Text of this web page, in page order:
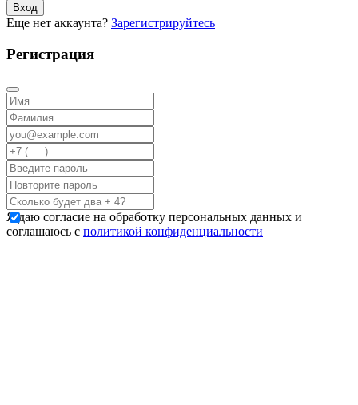
Вход
Еще нет аккаунта? Зарегистрируйтесь
Регистрация
Я даю согласие на обработку персональных данных и
соглашаюсь с политикой конфиденциальности